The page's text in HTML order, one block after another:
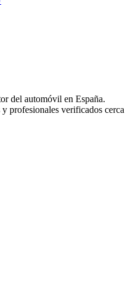
del automóvil en España.
profesionales verificados cerca